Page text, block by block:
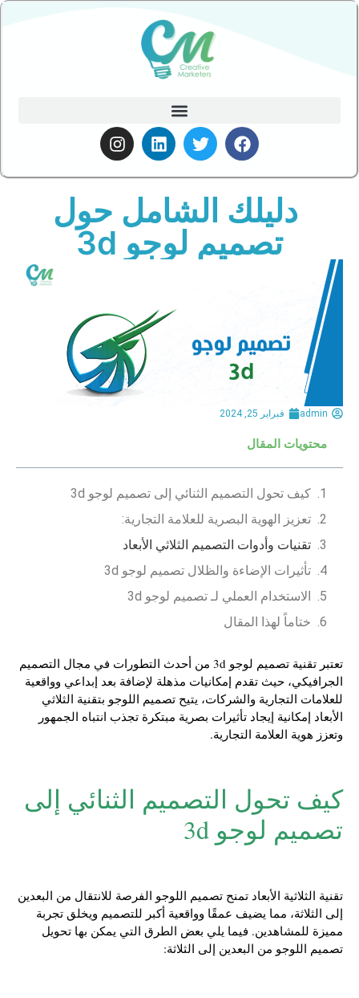
دليلك الشامل حول
تصميم لوجو 3d
admin فبراير 25, 2024
محتويات المقال
كيف تحول التصميم الثنائي إلى تصميم لوجو 3d
تعزيز الهوية البصرية للعلامة التجارية:
تقنيات وأدوات التصميم الثلاثي الأبعاد
تأثيرات الإضاءة والظلال تصميم لوجو 3d
الاستخدام العملي لـ تصميم لوجو 3d
ختاماً لهذا المقال
تعتبر تقنية تصميم لوجو 3d من أحدث التطورات في مجال التصميم
الجرافيكي، حيث تقدم إمكانيات مذهلة لإضافة بعد إبداعي وواقعية
للعلامات التجارية والشركات، يتيح تصميم اللوجو بتقنية الثلاثي
الأبعاد إمكانية إيجاد تأثيرات بصرية مبتكرة تجذب انتباه الجمهور
وتعزز هوية العلامة التجارية.
كيف تحول التصميم الثنائي إلى
تصميم لوجو 3d
تقنية الثلاثية الأبعاد تمنح تصميم اللوجو الفرصة للانتقال من البعدين
إلى الثلاثة، مما يضيف عمقًا وواقعية أكبر للتصميم ويخلق تجربة
مميزة للمشاهدين. فيما يلي بعض الطرق التي يمكن بها تحويل
تصميم اللوجو من البعدين إلى الثلاثة: